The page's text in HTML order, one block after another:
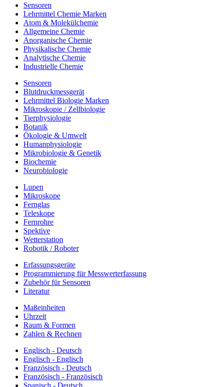
Sensoren
Lehrmittel Chemie Marken
Atom & Molekülchemie
Allgemeine Chemie
Anorganische Chemie
Physikalische Chemie
Analytische Chemie
Industrielle Chemie
Sensoren
Blutdruckmessgerät
Lehrmittel Biologie Marken
Mikroskopie / Zellbiologie
Tierphysiologie
Botanik
Ökologie & Umwelt
Humanphysiologie
Mikrobiologie & Genetik
Biochemie
Neurobiologie
Lupen
Mikroskope
Fernglas
Teleskope
Fernrohre
Spektive
Wetterstation
Robotik / Roboter
Erfassungsgeräte
Programmierung für Messwerterfassung
Zubehör für Sensoren
Literatur
Maßeinheiten
Uhrzeit
Raum & Formen
Zahlen & Rechnen
Englisch - Deutsch
Englisch - Englisch
Französisch - Deutsch
Französisch - Französisch
Spanisch - Deutsch